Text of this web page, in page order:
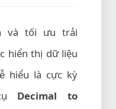
và tối ưu trải
hiển thị dữ liệu
hiểu là cực kỳ
Decimal to